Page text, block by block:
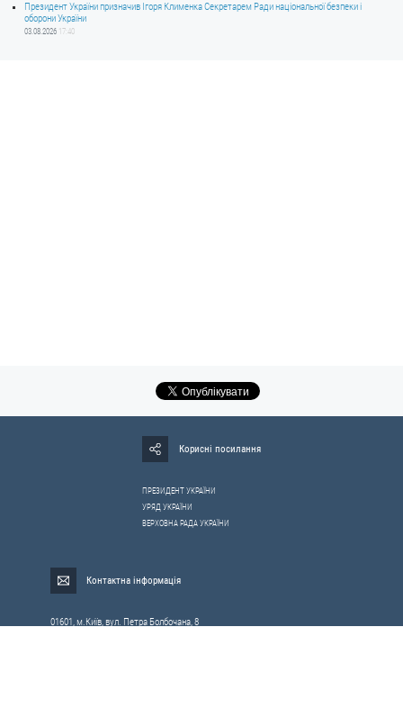
Президент України призначив Ігоря Клименка Секретарем Ради національної безпеки і
оборони України
03.08.2026 17:40
Корисні посилання
ПРЕЗИДЕНТ УКРАЇНИ
УРЯД УКРАЇНИ
ВЕРХОВНА РАДА УКРАЇНИ
Контактна інформація
01601, м.Київ, вул. Петра Болбочана, 8